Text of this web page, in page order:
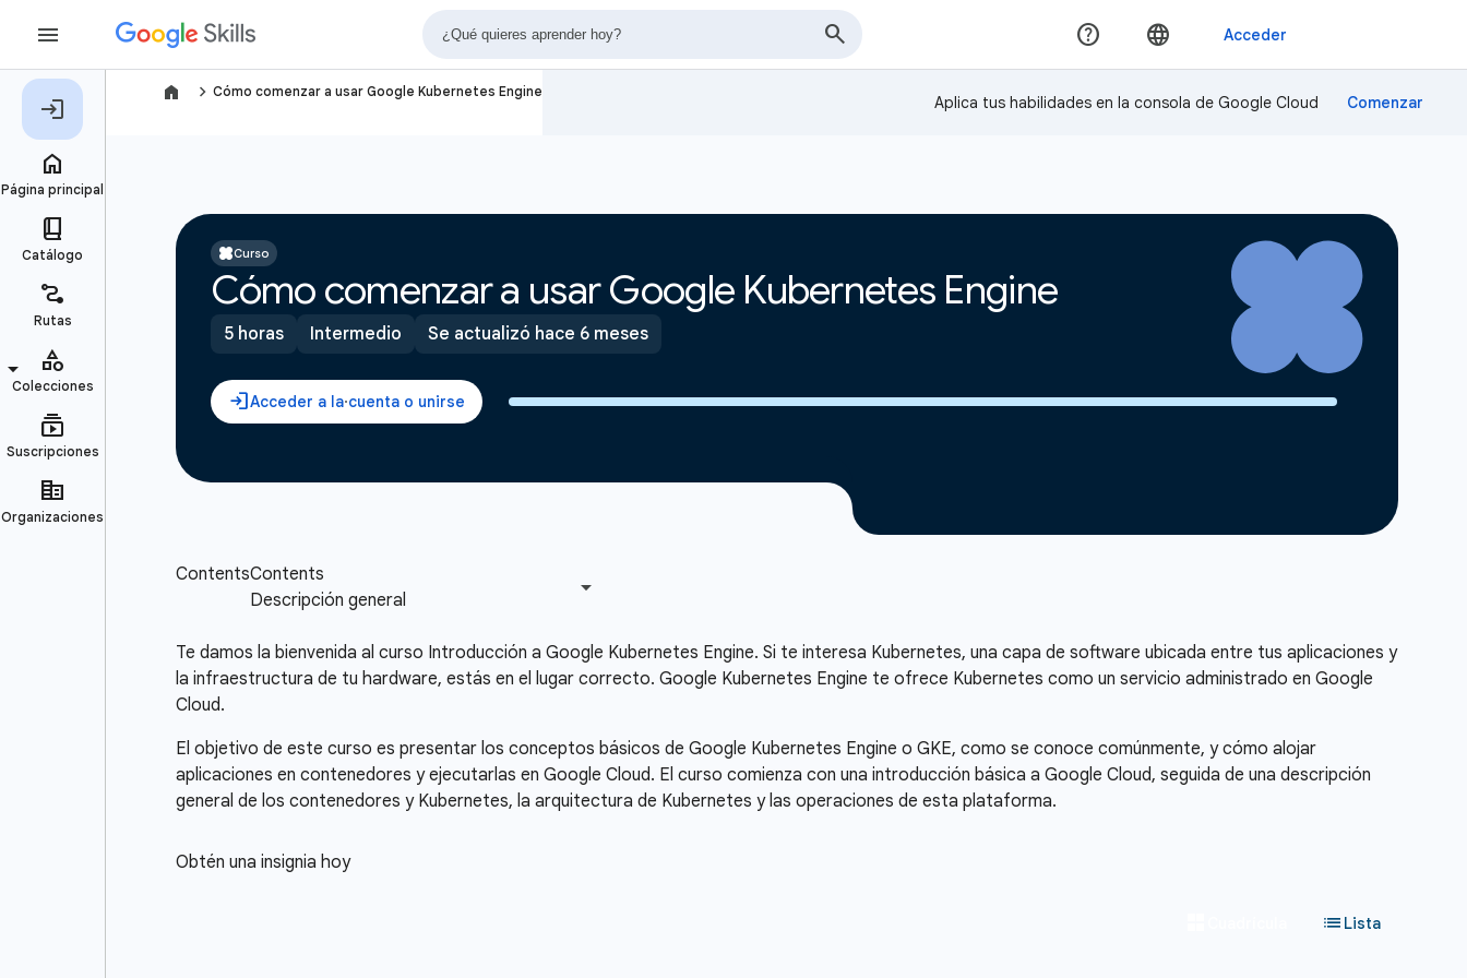
navigate_next Cómo comenzar a usar Google Kubernetes Engine
Aplica tus habilidades en la consola de Google Cloud
Curso
Cómo comenzar a usar Google Kubernetes Engine
5 horas Intermedio Se actualizó hace 6 meses
Te damos la bienvenida al curso Introducción a Google Kubernetes Engine. Si te interesa Kubernetes, una capa de software ubicada entre tus aplicaciones y
la infraestructura de tu hardware, estás en el lugar correcto. Google Kubernetes Engine te ofrece Kubernetes como un servicio administrado en Google
Cloud.
El objetivo de este curso es presentar los conceptos básicos de Google Kubernetes Engine o GKE, como se conoce comúnmente, y cómo alojar
aplicaciones en contenedores y ejecutarlas en Google Cloud. El curso comienza con una introducción básica a Google Cloud, seguida de una descripción
general de los contenedores y Kubernetes, la arquitectura de Kubernetes y las operaciones de esta plataforma.
Obtén una insignia hoy